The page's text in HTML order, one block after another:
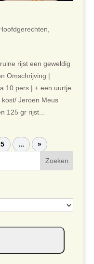
rijst een geweldig
Omschrijving |
10 pers | ± een uurtje
Jeroen Meus
125 gr rijst...
5 ... »